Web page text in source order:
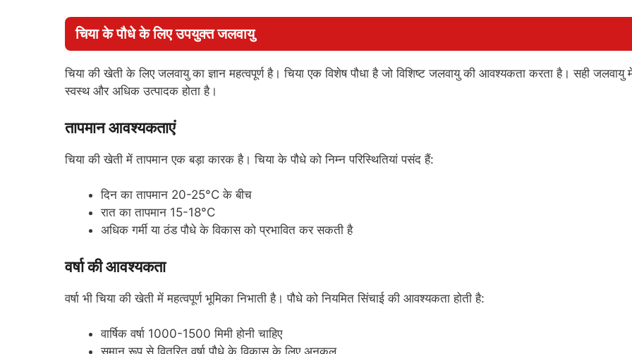
चिया के पौधे के लिए उपयुक्त जलवायु
चिया की खेती के लिए जलवायु का ज्ञान महत्वपूर्ण है। चिया एक विशेष पौधा है जो विशिष्ट जलवायु की आवश्यकता करता है। सही जलवायु
स्वस्थ और अधिक उत्पादक होता है।
तापमान आवश्यकताएं
चिया की खेती में तापमान एक बड़ा कारक है। चिया के पौधे को निम्न परिस्थितियां पसंद हैं:
दिन का तापमान 20-25°C के बीच
रात का तापमान 15-18°C
अधिक गर्मी या ठंड पौधे के विकास को प्रभावित कर सकती है
वर्षा की आवश्यकता
वर्षा भी चिया की खेती में महत्वपूर्ण भूमिका निभाती है। पौधे को नियमित सिंचाई की आवश्यकता होती है:
वार्षिक वर्षा 1000-1500 मिमी होनी चाहिए